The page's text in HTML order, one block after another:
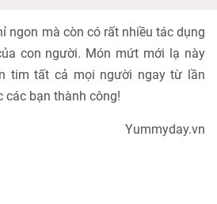
ngon mà còn có rất nhiều tác dụng
con người. Món mứt mới lạ này
tim tất cả mọi người ngay từ lần
các bạn thành công!
Yummyday.vn